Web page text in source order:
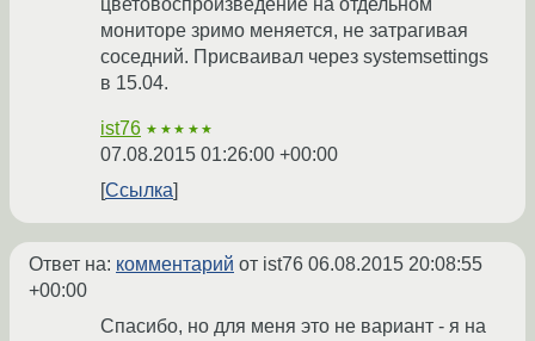
цветовоспроизведение на отдельном
мониторе зримо меняется, не затрагивая
соседний. Присваивал через systemsettings
в 15.04.
ist76 ★★★★★
07.08.2015 01:26:00 +00:00
Ссылка
Ответ на: комментарий от ist76 06.08.2015 20:08:55
+00:00
Спасибо, но для меня это не вариант - я на